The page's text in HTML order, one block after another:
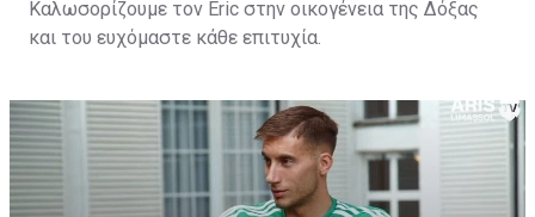
Καλωσορίζουμε τον Eric στην οικογένεια της Δόξας
και του ευχόμαστε κάθε επιτυχία.